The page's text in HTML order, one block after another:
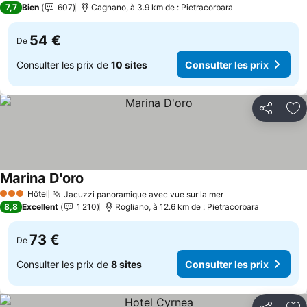
7,7 Bien 607 Cagnano, à 3.9 km de : Pietracorbara
De 54 €
Consulter les prix de 10 sites Consulter les prix
Partager
3 ÉtoilesHôtel Jacuzzi panoramique avec vue sur la merConsulter les
Marina D'oro
8,8 Excellent 1 210 Rogliano, à 12.6 km de : Pietracorbara
De 73 €
Consulter les prix de 8 sites Consulter les prix